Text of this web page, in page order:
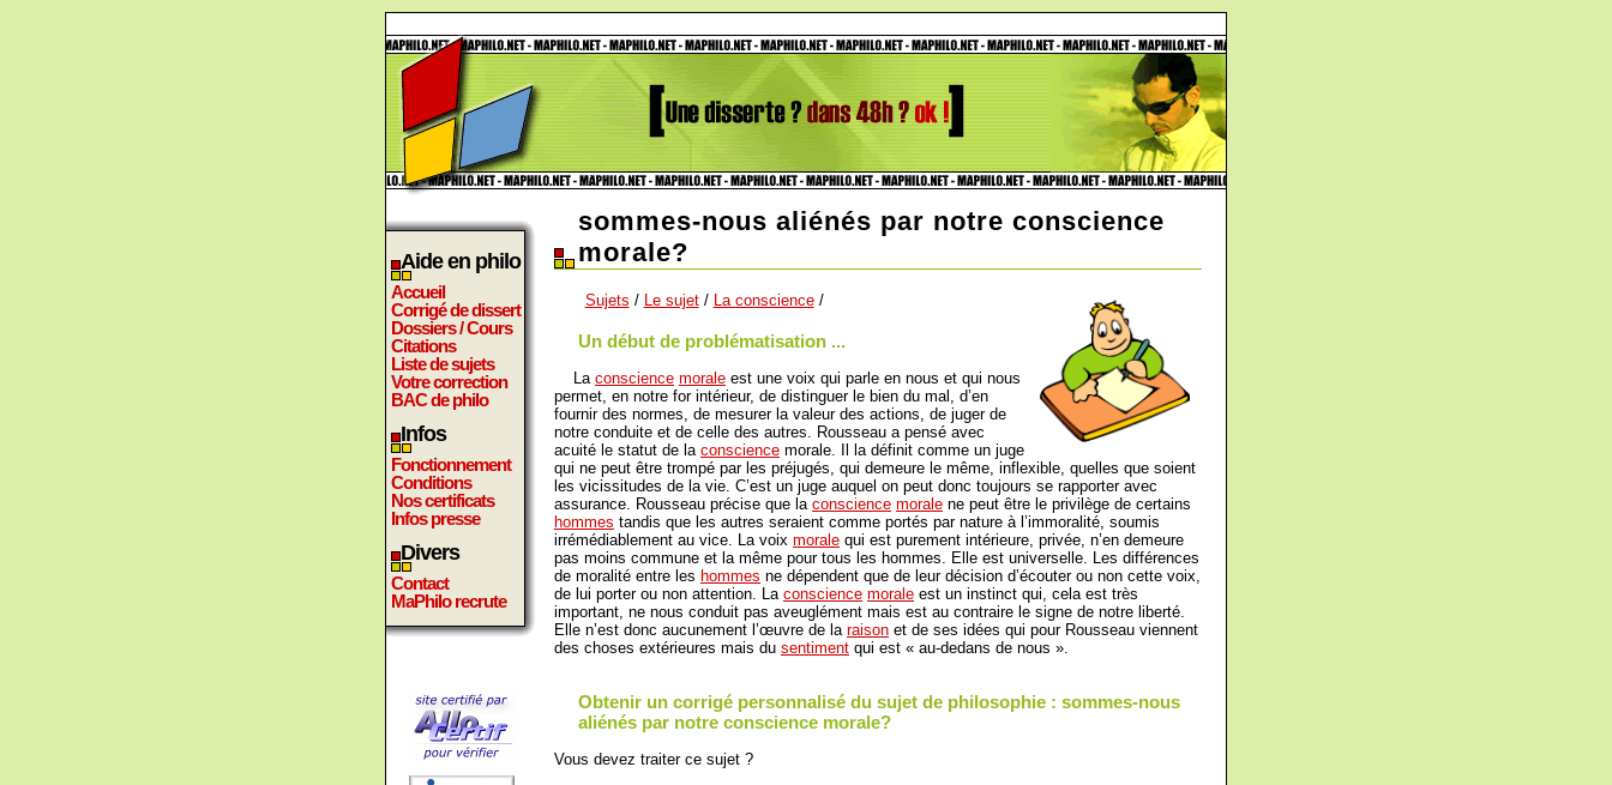
Aide en philo
Accueil
Corrigé de dissert
Dossiers / Cours
Citations
Liste de sujets
Votre correction
BAC de philo
Infos
Fonctionnement
Conditions
Nos certificats
Infos presse
Divers
Contact
MaPhilo recrute
sommes-nous aliénés par notre conscience
morale?
Sujets / Le sujet/ La conscience/
Un début de problématisation ...
La conscience morale est une voix qui parle en nous et qui nous
permet, en notre for intérieur, de distinguer le bien du mal, d’en
fournir des normes, de mesurer la valeur des actions, de juger de
notre conduite et de celle des autres. Rousseau a pensé avec
acuité le statut de la conscience morale. Il la définit comme un juge
qui ne peut être trompé par les préjugés, qui demeure le même, inflexible, quelles que soient
les vicissitudes de la vie. C’est un juge auquel on peut donc toujours se rapporter avec
assurance. Rousseau précise que la conscience morale ne peut être le privilège de certains
hommes tandis que les autres seraient comme portés par nature à l’immoralité, soumis
irrémédiablement au vice. La voix morale qui est purement intérieure, privée, n’en demeure
pas moins commune et la même pour tous les hommes. Elle est universelle. Les différences
de moralité entre les hommes ne dépendent que de leur décision d’écouter ou non cette voix,
de lui porter ou non attention. La conscience morale est un instinct qui, cela est très
important, ne nous conduit pas aveuglément mais est au contraire le signe de notre liberté.
Elle n’est donc aucunement l’œuvre de la raison et de ses idées qui pour Rousseau viennent
des choses extérieures mais du sentiment qui est « au-dedans de nous ».
Obtenir un corrigé personnalisé du sujet de philosophie : sommes-nous
aliénés par notre conscience morale?
Vous devez traiter ce sujet ?